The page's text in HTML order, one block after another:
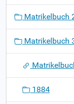
o
Matrikelbuch
Matrikelbuch
1884